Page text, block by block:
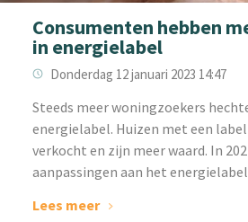
Consumenten hebben
in energielabel
Donderdag 12 januari 2023 14:47
‌Steeds meer woningzoekers
energielabel. Huizen met een
verkocht en zijn meer waard. In
aanpassingen aan het
Lees meer